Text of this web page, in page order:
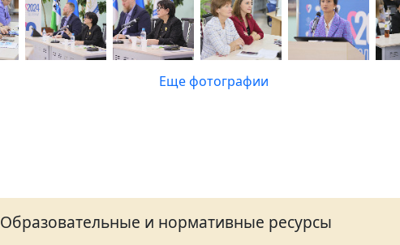
Еще фотографии
Образовательные и нормативные ресурсы